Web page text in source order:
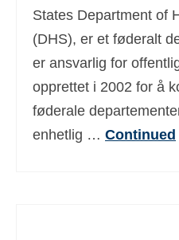
States Department of
(DHS), er et føderalt
er ansvarlig for
opprettet i 2002 for å
føderale
enhetlig … Continued